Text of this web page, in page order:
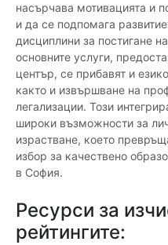
насърчава мотивацията и
и да се подпомага
дисциплини за постигане
основните услуги,
център, се прибавят и
както и извършване на
легализации. Този
широки възможности за
израстване, което
избор за качествено
в София.
Ресурси за
рейтингите: